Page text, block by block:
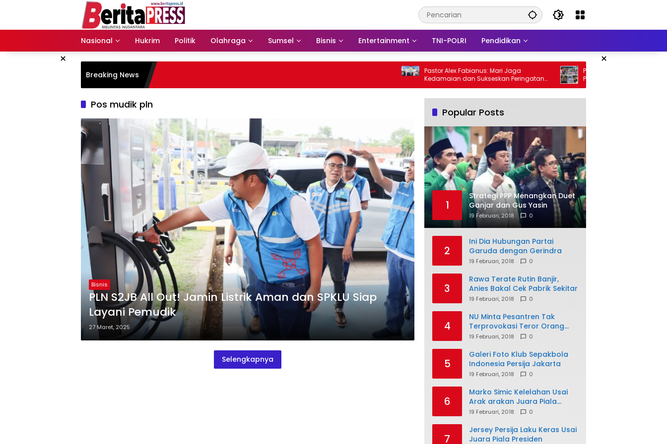
Nasional
Hukrim Politik Olahraga Sumsel Bisnis Entertainment TNI-POLRI Pendidikan
× ×
Breaking News
Pastor Alex Fabianus: Mari Jaga
Kedamaian dan Sukseskan Peringatan
666 Tahun Islam Masuk Papua
Peduli Krisis Air Bersih, AKBP Naim Ishak
Pimpin Aksi Kemanusiaan Polres
Pos mudik pln
Bisnis
PLN S2JB All Out! Jamin Listrik Aman dan SPKLU Siap
Layani Pemudik
27 Maret, 2025
Selengkapnya
Popular Posts
1
Strategi PPP Menangkan Duet
Ganjar dan Gus Yasin
19 Februari, 2018 0
2
Ini Dia Hubungan Partai
Garuda dengan Gerindra
19 Februari, 2018 0
3
Rawa Terate Rutin Banjir,
Anies Bakal Cek Pabrik Sekitar
19 Februari, 2018 0
4
NU Minta Pesantren Tak
Terprovokasi Teror Orang
Gila
19 Februari, 2018 0
5
Galeri Foto Klub Sepakbola
Indonesia Persija Jakarta
19 Februari, 2018 0
6
Marko Simic Kelelahan Usai
Arak arakan Juara Piala
Presiden
19 Februari, 2018 0
7
Jersey Persija Laku Keras Usai
Juara Piala Presiden